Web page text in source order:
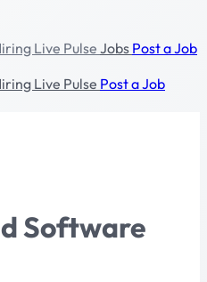
Live Pulse Jobs Post a Job
Live Pulse Post a Job
Software